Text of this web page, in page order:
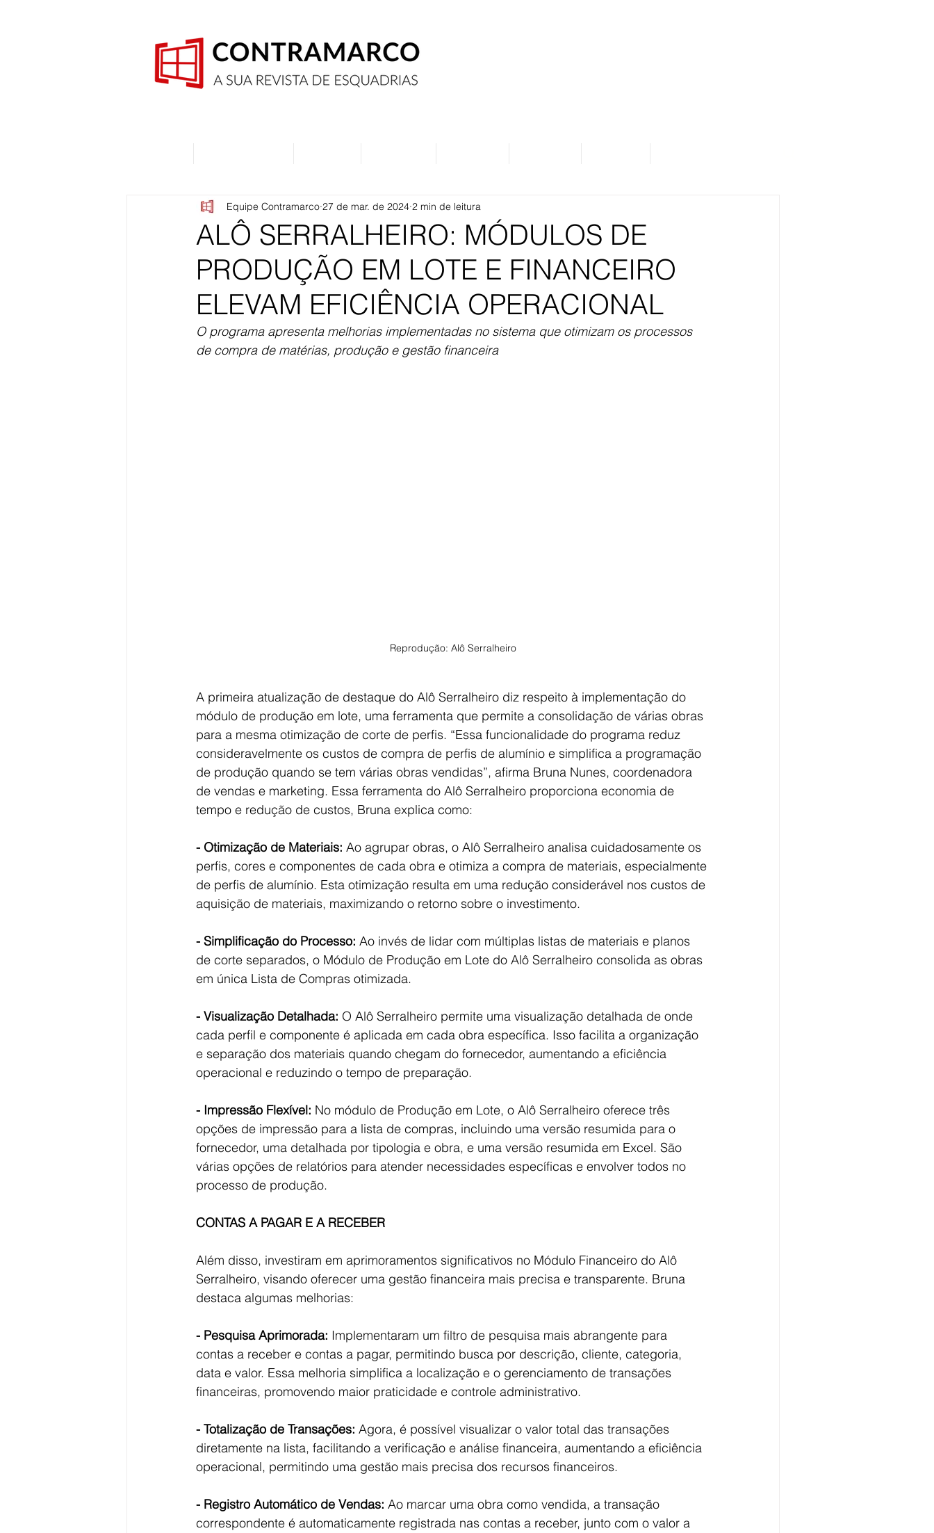
ALÔ SERRALHEIRO: MÓDULOS DE
PRODUÇÃO EM LOTE E FINANCEIRO
ELEVAM EFICIÊNCIA OPERACIONAL
Equipe Contramarco 27 de mar. de 2024 2 min de leitura
O programa apresenta melhorias implementadas no sistema que otimizam os processos
de compra de matérias, produção e gestão financeira
Reprodução: Alô Serralheiro
A primeira atualização de destaque do Alô Serralheiro diz respeito à implementação do
módulo de produção em lote, uma ferramenta que permite a consolidação de várias obras
para a mesma otimização de corte de perfis. “Essa funcionalidade do programa reduz
consideravelmente os custos de compra de perfis de alumínio e simplifica a programação
de produção quando se tem várias obras vendidas”, afirma Bruna Nunes, coordenadora
de vendas e marketing. Essa ferramenta do Alô Serralheiro proporciona economia de
tempo e redução de custos, Bruna explica como:
- Otimização de Materiais: Ao agrupar obras, o Alô Serralheiro analisa cuidadosamente os
perfis, cores e componentes de cada obra e otimiza a compra de materiais, especialmente
de perfis de alumínio. Esta otimização resulta em uma redução considerável nos custos de
aquisição de materiais, maximizando o retorno sobre o investimento.
- Simplificação do Processo: Ao invés de lidar com múltiplas listas de materiais e planos
de corte separados, o Módulo de Produção em Lote do Alô Serralheiro consolida as obras
em única Lista de Compras otimizada.
- Visualização Detalhada: O Alô Serralheiro permite uma visualização detalhada de onde
cada perfil e componente é aplicada em cada obra específica. Isso facilita a organização
e separação dos materiais quando chegam do fornecedor, aumentando a eficiência
operacional e reduzindo o tempo de preparação.
- Impressão Flexível: No módulo de Produção em Lote, o Alô Serralheiro oferece três
opções de impressão para a lista de compras, incluindo uma versão resumida para o
fornecedor, uma detalhada por tipologia e obra, e uma versão resumida em Excel. São
várias opções de relatórios para atender necessidades específicas e envolver todos no
processo de produção.
CONTAS A PAGAR E A RECEBER
Além disso, investiram em aprimoramentos significativos no Módulo Financeiro do Alô
Serralheiro, visando oferecer uma gestão financeira mais precisa e transparente. Bruna
destaca algumas melhorias:
- Pesquisa Aprimorada: Implementaram um filtro de pesquisa mais abrangente para
contas a receber e contas a pagar, permitindo busca por descrição, cliente, categoria,
data e valor. Essa melhoria simplifica a localização e o gerenciamento de transações
financeiras, promovendo maior praticidade e controle administrativo.
- Totalização de Transações: Agora, é possível visualizar o valor total das transações
diretamente na lista, facilitando a verificação e análise financeira, aumentando a eficiência
operacional, permitindo uma gestão mais precisa dos recursos financeiros.
- Registro Automático de Vendas: Ao marcar uma obra como vendida, a transação
correspondente é automaticamente registrada nas contas a receber, junto com o valor a